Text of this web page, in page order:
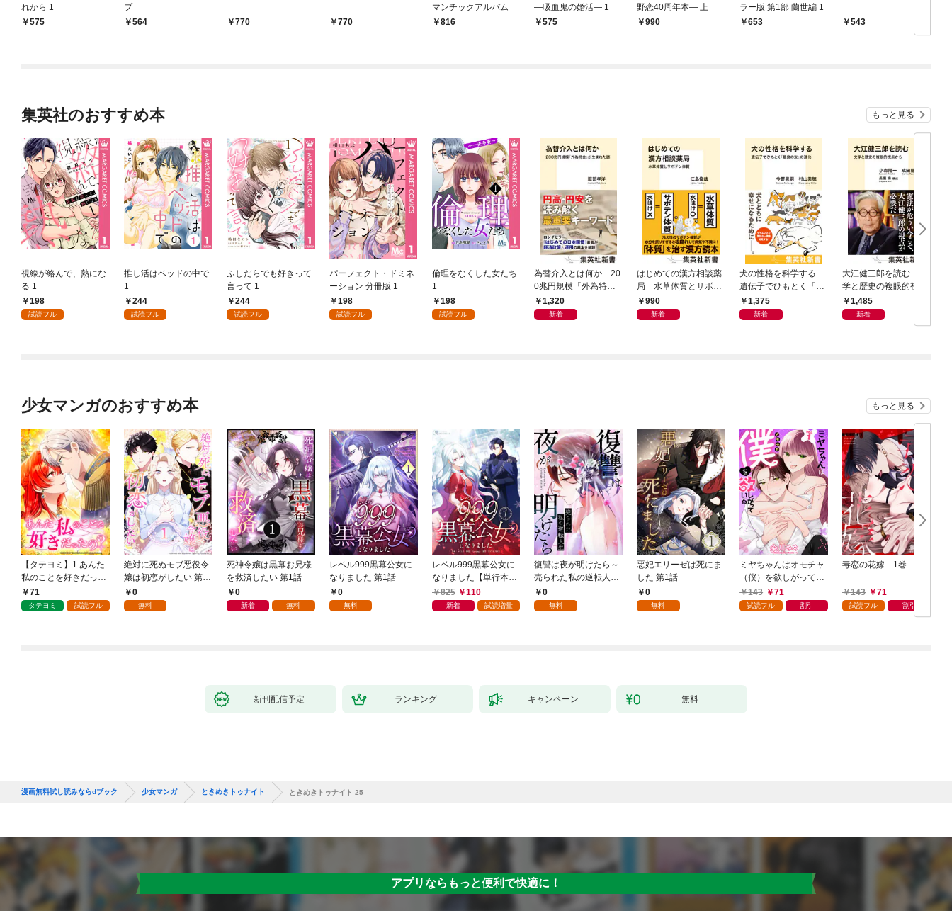
れから 1
575
プ
564
770 770
マンチックアルバム
816
―吸血鬼の婚活― 1
575
野恋40周年本― 上
990
ラー版 第1部 蘭世編 1
653
543
集英社のおすすめ本 もっと見る
視線が絡んで、熱にな
る 1
198
試読フル
推し活はベッドの中で
1
244
試読フル
ふしだらでも好きって
言って 1
244
試読フル
パーフェクト・ドミネ
ーション 分冊版 1
198
試読フル
倫理をなくした女たち
1
198
試読フル
為替介入とは何か 20
0兆円規模「外為特
会」が生まれた謎
1,320
新着
はじめての漢方相談薬
局 水草体質とサボテ
ン体質
990
新着
犬の性格を科学する
遺伝子でひもとく「最
良の友」の進化
1,375
新着
大江健三郎を読む 文
学と歴史の複眼的視点
から1,485
新着
少女マンガのおすすめ本 もっと見る
【タテヨミ】1.あんた
私のことを好きだった
の？
71
タテヨミ 試読フル
絶対に死ぬモブ悪役令
嬢は初恋がしたい 第1
話0
無料
死神令嬢は黒幕お兄様
を救済したい 第1話
0
新着 無料
レベル999黒幕公女に
なりました 第1話
0
無料
レベル999黒幕公女に
なりました【単行本
版】 1巻
825 110
新着 試読増量
復讐は夜が明けたら～
売られた私の逆転人生
(1)0
無料
悪妃エリーゼは死にま
した 第1話
0
無料
ミヤちゃんはオモチャ
（僕）を欲しがってい
る 1巻
143 71
試読フル 割引
毒恋の花嫁 1巻
143 71
試読フル 割引
新刊配信予定 ランキング キャンペーン 無料
漫画無料試し読みならdブック 少女マンガ ときめきトゥナイト ときめきトゥナイト 25
アプリならもっと便利で快適に！